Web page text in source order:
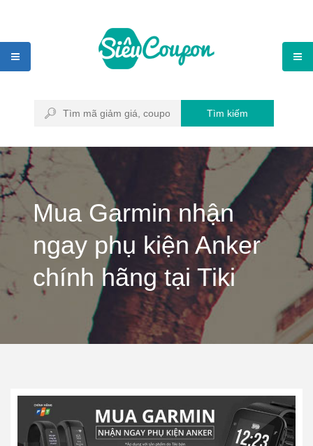
Tìm kiếm
Mua Garmin nhận
ngay phụ kiện Anker
chính hãng tại Tiki